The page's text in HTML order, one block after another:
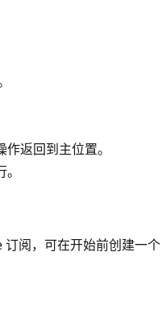
返回到主位置。
阅，可在开始前创建一个